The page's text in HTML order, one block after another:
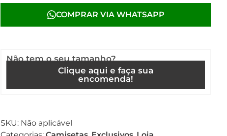
COMPRAR VIA WHATSAPP
Não tem o seu tamanho?
Clique aqui e faça sua
encomenda!
SKU: Não aplicável